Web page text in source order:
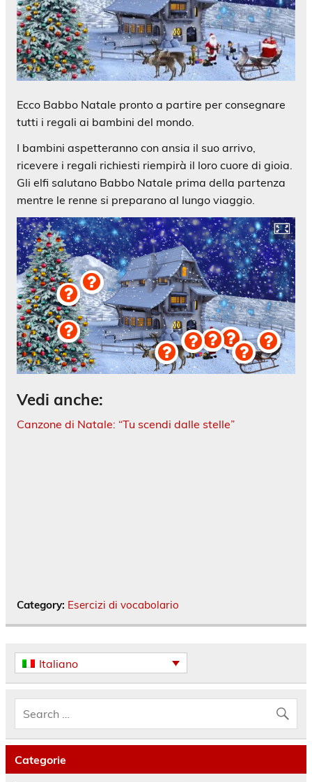
Ecco Babbo Natale pronto a partire per consegnare
tutti i regali ai bambini del mondo.
I bambini aspetteranno con ansia il suo arrivo,
ricevere i regali richiesti riempirà il loro cuore di gioia.
Gli elfi salutano Babbo Natale prima della partenza
mentre le renne si preparano al lungo viaggio.
Vedi anche:
Canzone di Natale: “Tu scendi dalle stelle”
Category: Esercizi di vocabolario
Italiano
Categorie